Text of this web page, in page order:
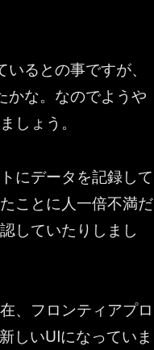
るとの事ですが、
かな。なのでようや
しょう。
にデータを記録して
ことに人一倍不満だ
していたりしまし
、フロンティアプロ
しいUIになっていま